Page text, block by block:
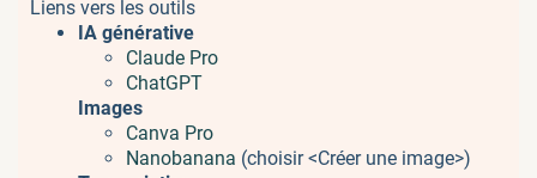
Liens vers les outils
IA générative
Claude Pro
ChatGPT
Images
Canva Pro
Nanobanana (choisir <Créer une image>)